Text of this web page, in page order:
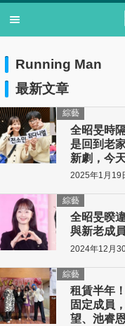
Running Man
最新文章
全昭旻時
是回到老
新劇，今
綜藝
2025年1月19
全昭旻暌
與新老成
綜藝
2024年12月
租賃半年
固定成員
望、池睿
綜藝